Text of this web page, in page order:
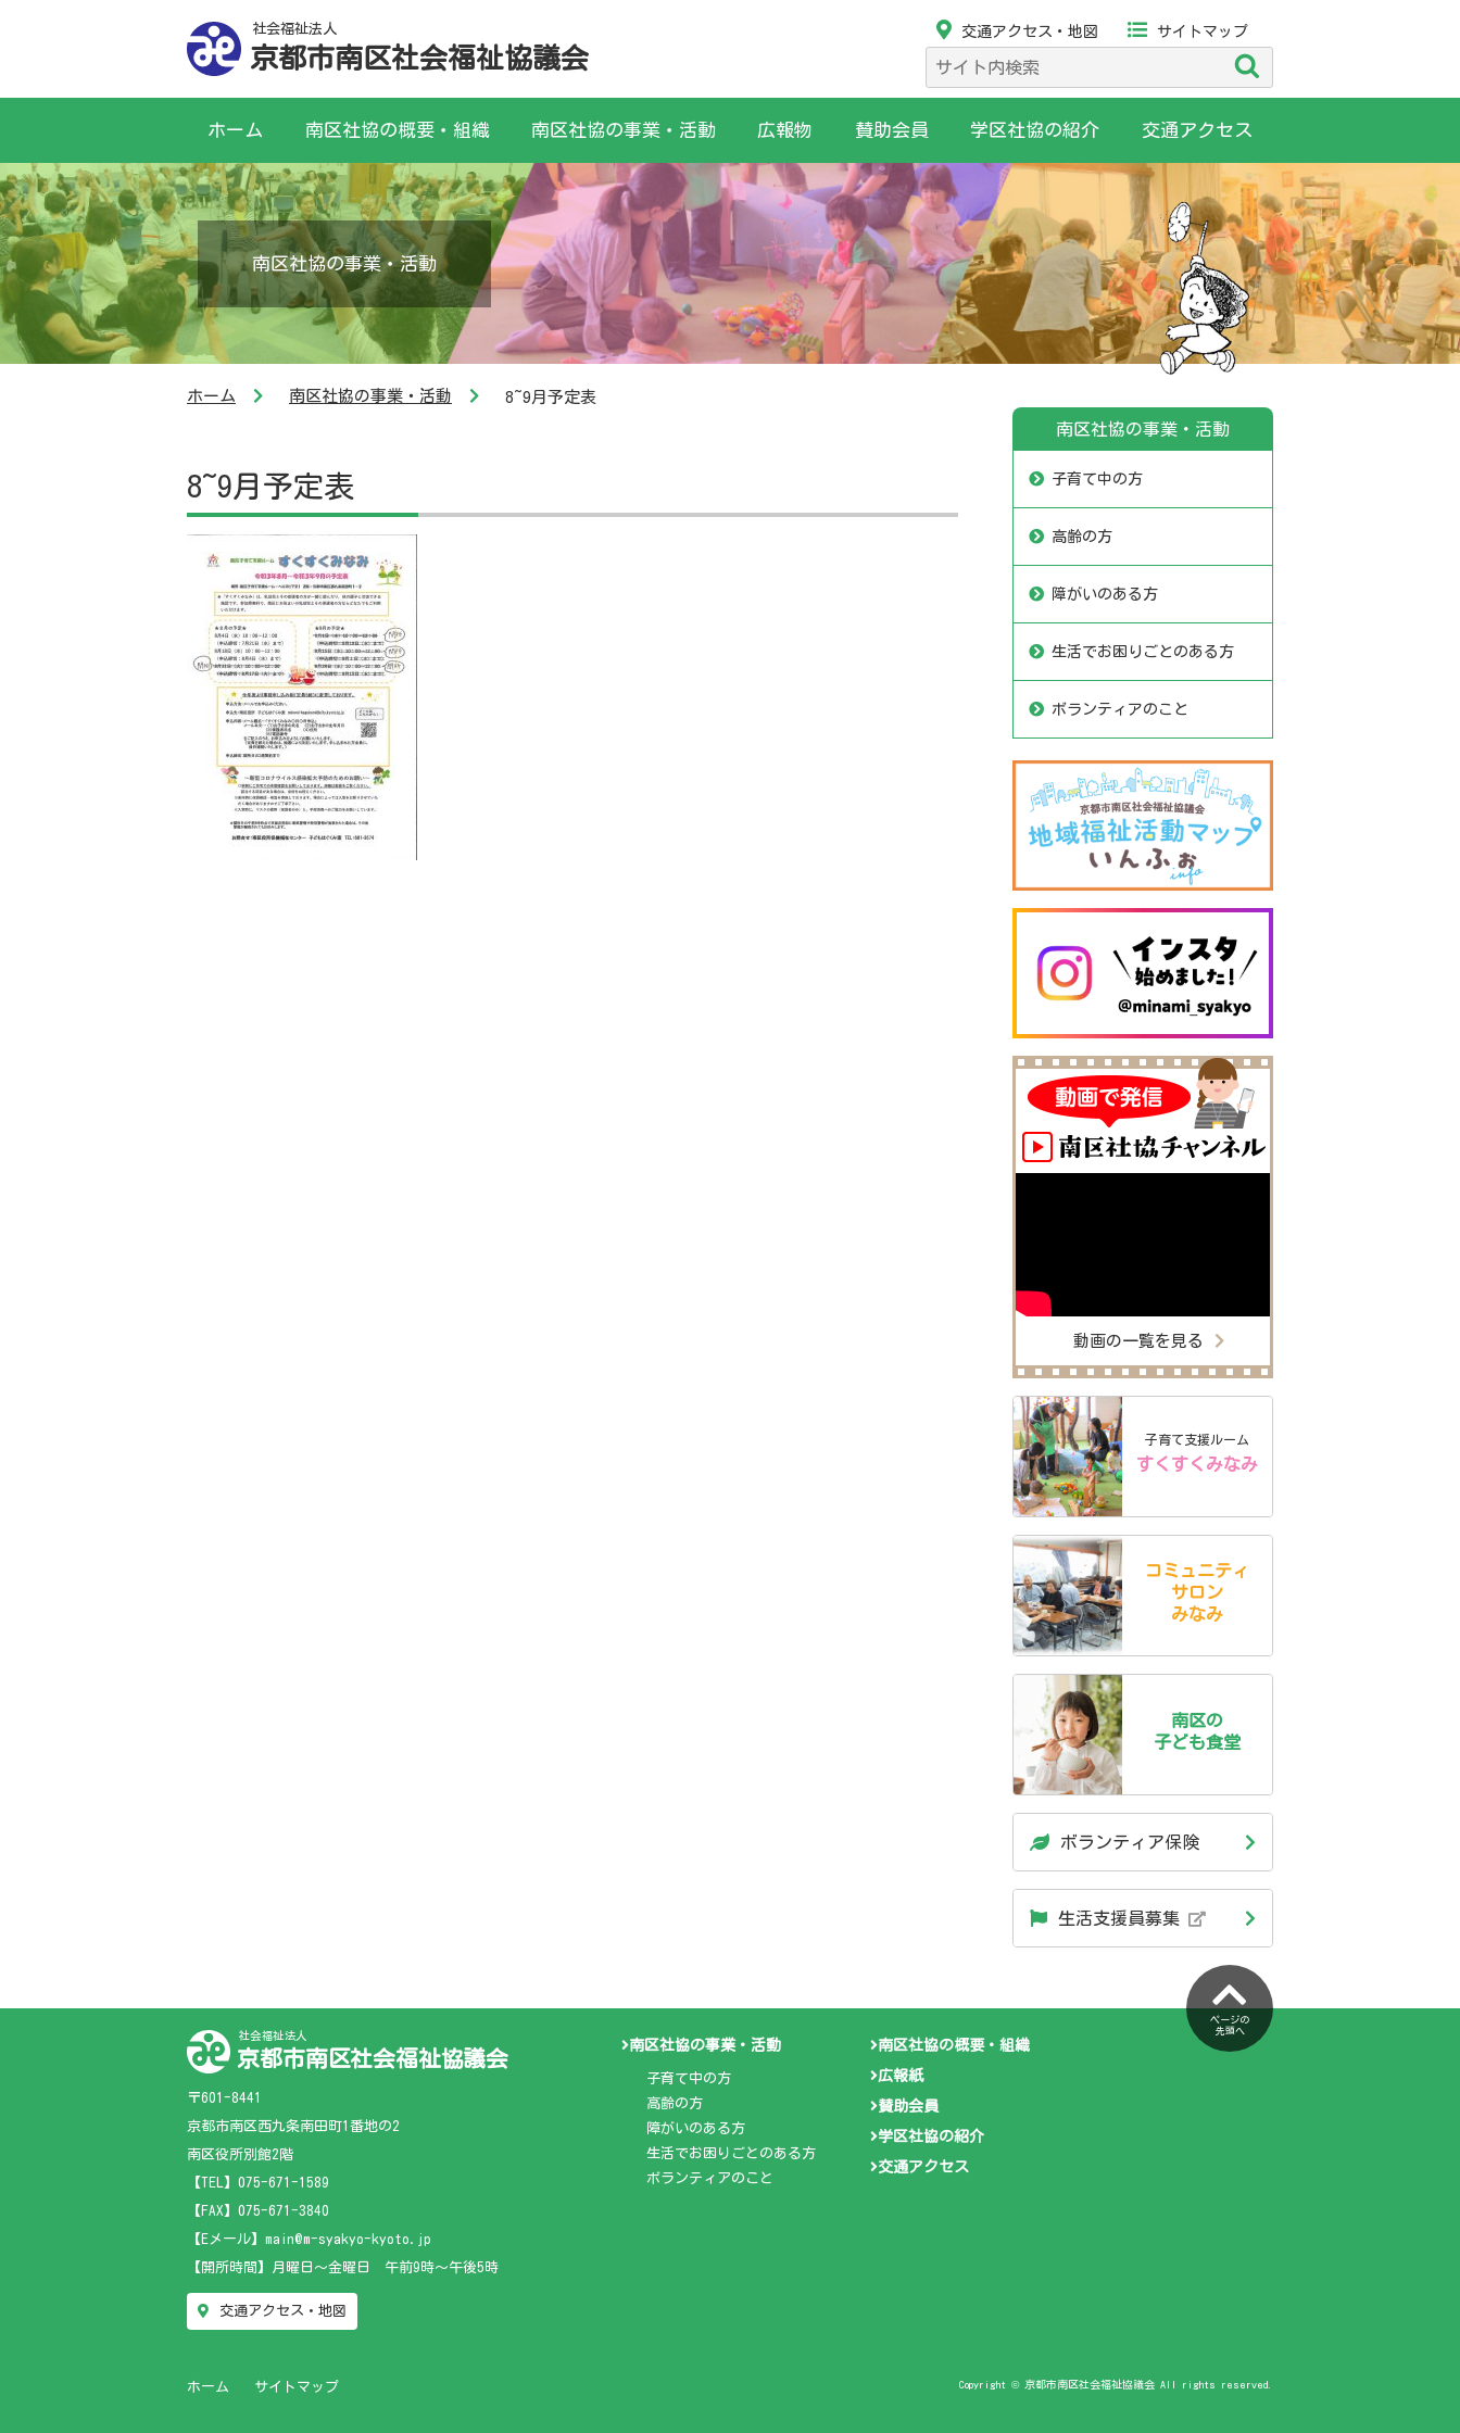
社会福祉法人
京都市南区社会福祉協議会
交通アクセス・地図 サイトマップ
検
索:
ホーム 南区社協の概要・組織 南区社協の事業・活動 広報物 賛助会員 学区社協の紹介 交通アクセス
南区社協の事業・活動
ホーム 南区社協の事業・活動 8~9月予定表
8~9月予定表
南区社協の事業・活動
子育て中の方
高齢の方
障がいのある方
生活でお困りごとのある方
ボランティアのこと
動画の一覧を見る
子育て支援ルーム
すくすくみなみ
コミュニティ
サロン
みなみ
南区の
子ども食堂
ボランティア保険
生活支援員募集
ページの
先頭へ
社会福祉法人
京都市南区社会福祉協議会
〒601-8441
京都市南区西九条南田町1番地の2
南区役所別館2階
【TEL】 075-671-1589
【FAX】075-671-3840
【Eメール】main@m-syakyo-kyoto.jp
【開所時間】月曜日～金曜日 午前9時～午後5時
交通アクセス・地図
南区社協の事業・活動
子育て中の方
高齢の方
障がいのある方
生活でお困りごとのある方
ボランティアのこと
南区社協の概要・組織
広報紙
賛助会員
学区社協の紹介
交通アクセス
ホーム サイトマップ Copyright © 京都市南区社会福祉協議会 All rights reserved.